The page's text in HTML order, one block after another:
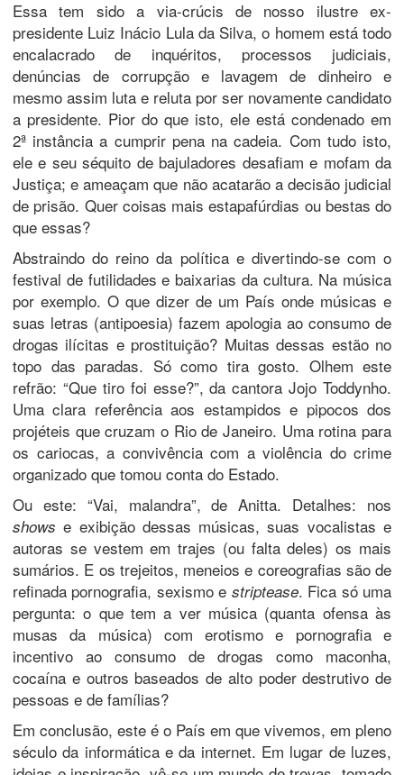
Essa tem sido a via-crúcis de nosso ilustre ex-
presidente Luiz Inácio Lula da Silva, o homem está todo
encalacrado de inquéritos, processos judiciais,
denúncias de corrupção e lavagem de dinheiro e
mesmo assim luta e reluta por ser novamente candidato
a presidente. Pior do que isto, ele está condenado em
2ª instância a cumprir pena na cadeia. Com tudo isto,
ele e seu séquito de bajuladores desafiam e mofam da
Justiça; e ameaçam que não acatarão a decisão judicial
de prisão. Quer coisas mais estapafúrdias ou bestas do
que essas?
Abstraindo do reino da política e divertindo-se com o
festival de futilidades e baixarias da cultura. Na música
por exemplo. O que dizer de um País onde músicas e
suas letras (antipoesia) fazem apologia ao consumo de
drogas ilícitas e prostituição? Muitas dessas estão no
topo das paradas. Só como tira gosto. Olhem este
refrão: “Que tiro foi esse?”, da cantora Jojo Toddynho.
Uma clara referência aos estampidos e pipocos dos
projéteis que cruzam o Rio de Janeiro. Uma rotina para
os cariocas, a convivência com a violência do crime
organizado que tomou conta do Estado.
Ou este: “Vai, malandra”, de Anitta. Detalhes: nos
shows e exibição dessas músicas, suas vocalistas e
autoras se vestem em trajes (ou falta deles) os mais
sumários. E os trejeitos, meneios e coreografias são de
refinada pornografia, sexismo e striptease. Fica só uma
pergunta: o que tem a ver música (quanta ofensa às
musas da música) com erotismo e pornografia e
incentivo ao consumo de drogas como maconha,
cocaína e outros baseados de alto poder destrutivo de
pessoas e de famílias?
Em conclusão, este é o País em que vivemos, em pleno
século da informática e da internet. Em lugar de luzes,